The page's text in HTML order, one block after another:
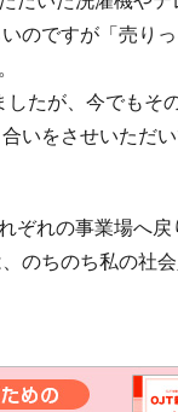
のですが「売り
たが、今でもそ
いをさせいただ
ぞれの事業場へ
のちのち私の社